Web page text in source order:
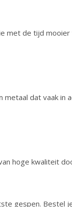
met de tijd
dat vaak in
hoge kwaliteit
gespen. Bestel